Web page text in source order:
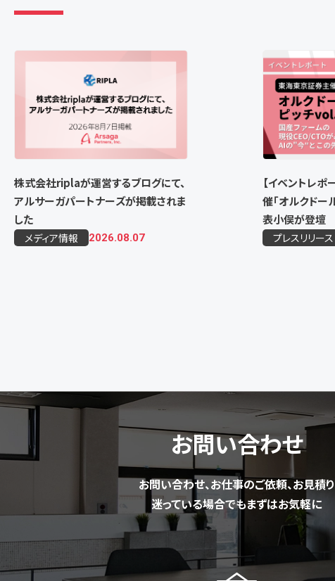
株式会社riplaが運営するブログにて、
アルサーガパートナーズが掲載されま
した
メディア情報 2026.08.07
【イベントレポ
催「オルクドー
表小俣が登壇
プレスリリース
お問い合わせ
お問い合わせ、お仕事のご依頼、お見積り
迷っている場合でもまずはお気軽に